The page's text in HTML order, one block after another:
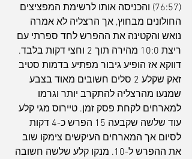
(76:57) והכניסה אותו לרשימת המפציצים
החולונים מבחוץ, אך הרצליה לא אמרה
נואש והקטינה את ההפרש לחד ספרתי עם
ריצת 10:0 מהירה תוך 2 וחצי דקות בלבד.
דווקא אז הופיע גיבור מפתיע בדמות סטיב
זאק שקלע 2 סלים חשובים מאוד בצבע
שמנעו מהרצליה להתקרב יותר וגרמו
למארחים לקחת פסק זמן. טיירוס מגי קלע
עוד שלשה שקבעה 15 הפרש כ-4 דקות
לסיום אך המארחים העיקשים צימקו שוב
את ההפרש ל-10. מנקו קלע שלשה חשובה